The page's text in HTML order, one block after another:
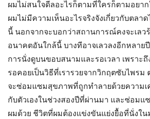
ผมไม่สนใจดีลอะไรก็ตามที่ใครก็ตามอยา
ผมไม่มีความเห็นอะไรจริงจังเกี่ยวกับตลา
นี้ นอกจากจะบอกว่าสถานการณ์คงจะเลว
อนาคตอันใกล้นี้ บางทีอาจเลวลงอีกหลาย
การนั่งดูบนขอบสนามและรอเวลา เพราะ
รอคอยเป็นวิธีที่เรารวยจากวิกฤตซับไพรม
จะซ่อมแซมสุขภาพที่ถูกทำลายด้วยความ
กับตัวเองในช่วงสองปีที่ผ่านมา และซ่อมแ
ผมด้วย ชีวิตที่ผมต้องแข่งขันแย่งยื้อที่นั่งใน